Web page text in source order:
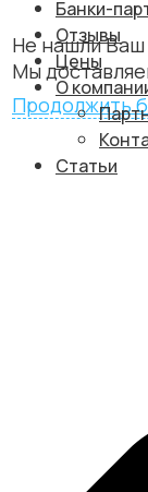
Не нашли Ваш
Мы
Продолжить
Банки-
Отзывы
Цены
О
Статьи